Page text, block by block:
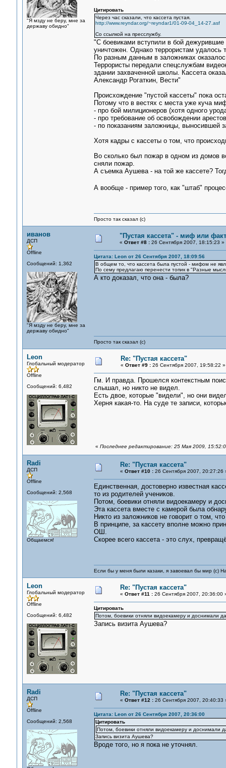
"Я мзду не беру, мне за
державу обидно"
Цитировать
Через час сказали, что кассета пустая.
http://www.reyndar.org/~reyndar1/01-09-04_14-27.asf
Со ссылкой на пресслужбу.
"С боевиками вступили в бой
уничтожен. Однако террористам удалось
По разным данным в заложниках
Террористы передали спецслужбам
здании захваченной школы. Кассета
Александр Рогаткин, Вести"
Происхождение "пустой кассеты" пока
Потому что в вестях с места уже куча
- про бой милиционеров (хотя одного
- про требование об освобождении
- по показаниям заложницы, выносившей
Хотя кадры с кассеты о том, что
Во сколько был пожар в одном из домов
сняли пожар.
А съемка Аушева - на той же кассете?
А вообще - пример того, как "штаб"
Просто так сказал (с)
иванов
ДСП
Offline
Сообщений: 1,362
"Я мзду не беру, мне за
державу обидно"
"Пустая кассета" - миф или
« Ответ #8 :26 Сентября 2007, 18:15:23 »
Цитата: Leon от 26 Сентября 2007, 18:09:56
В общем то, что кассета была пустой - мифом не
По сему предлагаю перенести топик в "Разные
А кто доказал, что она - была?
Просто так сказал (с)
Leon
Глобальный модератор
Offline
Сообщений: 6,482
Re: "Пустая кассета"
« Ответ #9 :26 Сентября 2007, 19:58:22 »
Гм. И правда. Прошелся контекстным
слышал, но никто не видел.
Есть двое, которые "видели", но они
Херня какая-то. На суде те записи,
« Последнее редактирование: 25 Мая 2009,
Radi
ДСП
Offline
Сообщений: 2,568
Общаемся!
Re: "Пустая кассета"
« Ответ #10 :26 Сентября 2007, 20:27:26
Единственная, достоверно известная
то из родителей учеников.
Потом, боевики отняли видоекамеру и
Эта кассета вместе с камерой была
Никто из заложников не говорит о том,
В принципе, за кассету вполне можно
ОШ.
Скорее всего кассета - это слух,
Если бы у меня были казаки, я завоевал бы мир (с)
Leon
Глобальный модератор
Offline
Сообщений: 6,482
Re: "Пустая кассета"
« Ответ #11 :26 Сентября 2007, 20:36:00
Цитировать
Потом, боевики отняли видоекамеру и доснимали
Запись визита Аушева?
Radi
ДСП
Offline
Сообщений: 2,568
Re: "Пустая кассета"
« Ответ #12 :26 Сентября 2007, 20:40:33
Цитата: Leon от 26 Сентября 2007, 20:36:00
Цитировать
Потом, боевики отняли видоекамеру и доснимали
Запись визита Аушева?
Вроде того, но я пока не уточнял.